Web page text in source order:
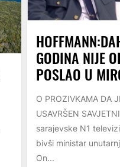
GODINA NIJE
POSLAO U
O PROZIVKAMA DA
USAVRŠEN
sarajevske N1
bivši ministar
On...